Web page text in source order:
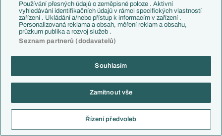
Nübel si podmanil předkola EL
06.08. Sestavy: Hradec Králové - Besiktas
06.08. Hradec ve 3. předkole EL čeká Besiktas
Používání přesných údajů o zeměpisné poloze . Aktivní
vyhledávání identifikačních údajů v rámci specifických vlastností
zařízení . Ukládání a/nebo přístup k informacím v zařízení .
Personalizovaná reklama a obsah, měření reklam a obsahu,
průzkum publika a rozvoj služeb .
Seznam partnerů (dodavatelů)
Souhlasím
Zamítnout vše
Řízení předvoleb